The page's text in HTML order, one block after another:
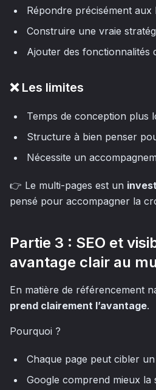
Répondre précisément aux
Construire une vraie
Ajouter des fonctionnalités
❌ Les limites
Temps de conception plus
Structure à bien penser
Nécessite un
👉 Le multi-pages est un
pensé pour accompagner la
Partie 3 : SEO et
avantage clair au
En matière de référencement
prend clairement l’avantage.
Pourquoi ?
Chaque page peut cibler
Google comprend mieux la